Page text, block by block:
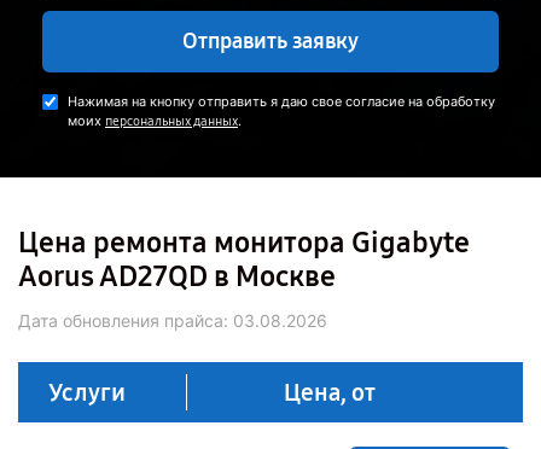
Отправить заявку
Нажимая на кнопку отправить я даю свое согласие на обработку
моих персональных данных.
Цена ремонта монитора Gigabyte
Aorus AD27QD в Москве
Дата обновления прайса: 03.08.2026
Услуги Цена, от